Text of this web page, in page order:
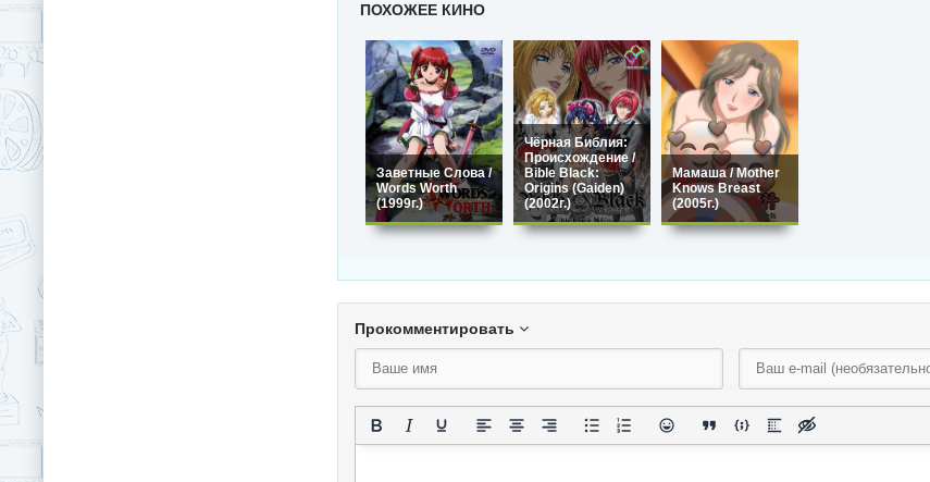
ПОХОЖЕЕ КИНО
Заветные Слова /
Words Worth
(1999г.)
Чёрная Библия:
Происхождение /
Bible Black:
Origins (Gaiden)
(2002г.)
Мамаша / Mother
Knows Breast
(2005г.)
Прокомментировать